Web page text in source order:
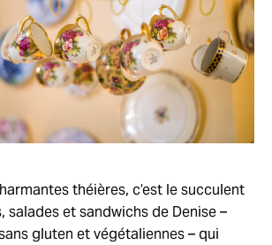
théières, c’est le succulent
salades et sandwichs de Denise –
gluten et végétaliennes – qui